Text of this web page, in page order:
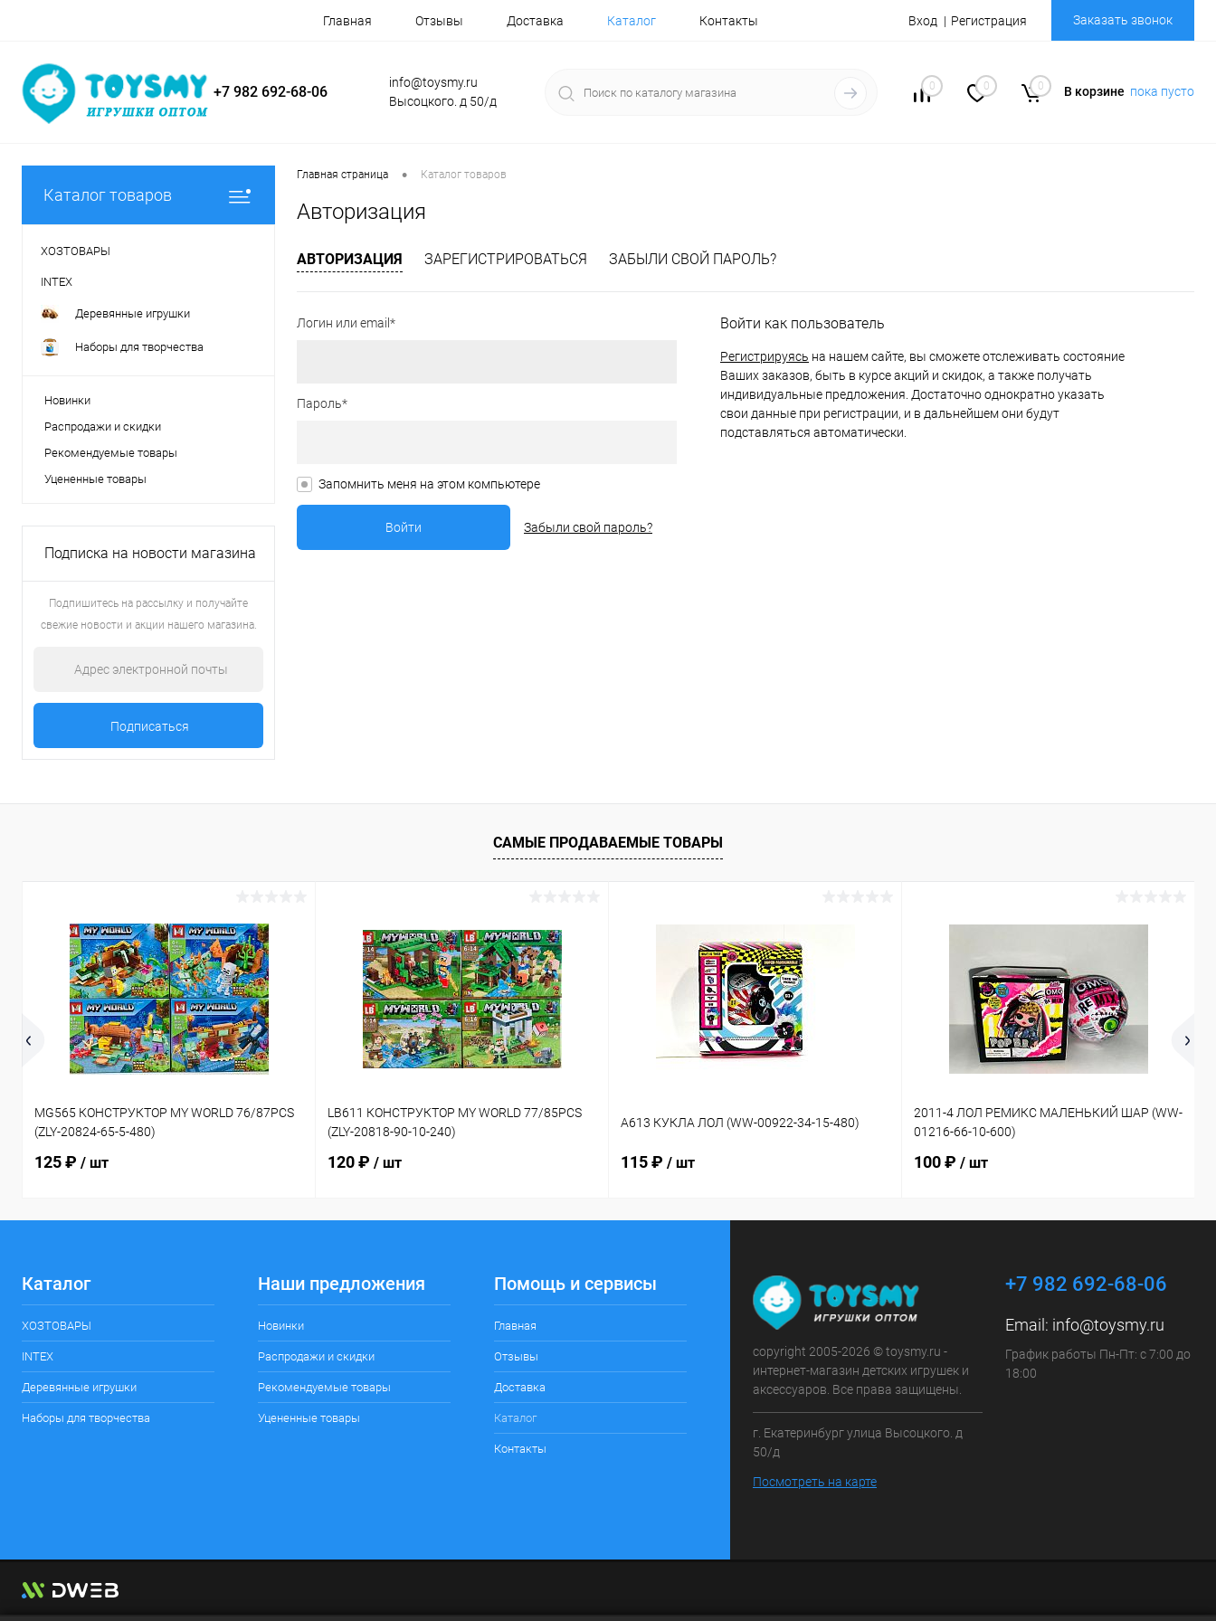
Главная Отзывы Доставка Каталог Контакты Вход Регистрация Заказать звонок
+7 982 692-68-06
info@toysmy.ru
Высоцкого. д 50/д
0 0 0 В корзине пока пусто
Каталог товаров
ХОЗТОВАРЫ
INTEX
Деревянные игрушки
Наборы для творчества
Новинки
Распродажи и скидки
Рекомендуемые товары
Уцененные товары
Подписка на новости магазина
Подпишитесь на рассылку и получайте
свежие новости и акции нашего магазина.
Главная страница • Каталог товаров
Авторизация
АВТОРИЗАЦИЯ ЗАРЕГИСТРИРОВАТЬСЯ ЗАБЫЛИ СВОЙ ПАРОЛЬ?
Логин или email*
Пароль*
Запомнить меня на этом компьютере
Забыли свой пароль?
Войти как пользователь
Регистрируясь на нашем сайте, вы сможете отслеживать состояние
Ваших заказов, быть в курсе акций и скидок, а также получать
индивидуальные предложения. Достаточно однократно указать
свои данные при регистрации, и в дальнейшем они будут
подставляться автоматически.
САМЫЕ ПРОДАВАЕМЫЕ ТОВАРЫ
MG565 КОНСТРУКТОР MY WORLD 76/87PCS
(ZLY-20824-65-5-480)
125 ₽ / шт
LB611 КОНСТРУКТОР MY WORLD 77/85PCS
(ZLY-20818-90-10-240)
120 ₽ / шт
A613 КУКЛА ЛОЛ (WW-00922-34-15-480)
115 ₽ / шт
2011-4 ЛОЛ РЕМИКС МАЛЕНЬКИЙ ШАР (WW-
01216-66-10-600)
100 ₽ / шт
Каталог
ХОЗТОВАРЫ
INTEX
Деревянные игрушки
Наборы для творчества
Наши предложения
Новинки
Распродажи и скидки
Рекомендуемые товары
Уцененные товары
Помощь и сервисы
Главная
Отзывы
Доставка
Каталог
Контакты
copyright 2005-2026 © toysmy.ru -
интернет-магазин детских игрушек и
аксессуаров. Все права защищены.
г. Екатеринбург улица Высоцкого. д
50/д
Посмотреть на карте
+7 982 692-68-06
Email: info@toysmy.ru
График работы Пн-Пт: с 7:00 до
18:00